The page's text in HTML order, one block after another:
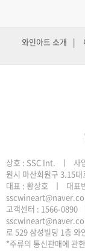
와인아트 소개 |
원시 마산회원구 3.15
로 529 삼성빌딩 1층 와